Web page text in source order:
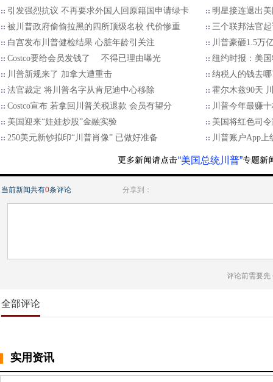
引发强烈抗议 不再要求外国人回原籍国申请绿卡
明星接连退出
被川普政府偷偷拉黑的四所顶级名校 代价惨重
三个联邦法官
白宫发布川普健检结果 心脏年龄引关注
川普豪砸1.5万
Costco要给会员发钱了 不得已理由曝光
纽约时报：美
川普新规来了 加拿大遭重击
纳税人的钱去
法官裁定 将川普名字从肯尼迪中心移除
霍尔木兹90天
Costco宣布 若拿回川普关税退款 会员有望分
川普今年最赚
美国迎来“娃娃炒股”金融实验
美国将红色司
250美元新钞拟印“川普肖像” 已做好准备
川普账户App
“美国总统川普”
当前新闻共有0条评论 分享到：
评论前需要先
全部评论
实用资讯